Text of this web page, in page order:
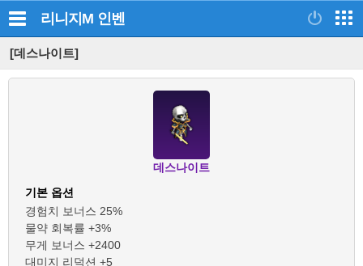
리니지M 인벤
[데스나이트]
데스나이트
기본 옵션
경험치 보너스 25%
물약 회복률 +3%
무게 보너스 +2400
대미지 리덕션 +5